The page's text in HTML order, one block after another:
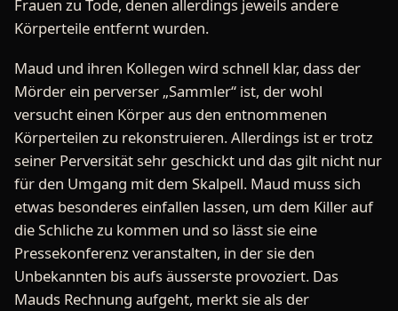
Frauen zu Tode, denen allerdings jeweils andere
Körperteile entfernt wurden.
Maud und ihren Kollegen wird schnell klar, dass der
Mörder ein perverser „Sammler“ ist, der wohl
versucht einen Körper aus den entnommenen
Körperteilen zu rekonstruieren. Allerdings ist er trotz
seiner Perversität sehr geschickt und das gilt nicht nur
für den Umgang mit dem Skalpell. Maud muss sich
etwas besonderes einfallen lassen, um dem Killer auf
die Schliche zu kommen und so lässt sie eine
Pressekonferenz veranstalten, in der sie den
Unbekannten bis aufs äusserste provoziert. Das
Mauds Rechnung aufgeht, merkt sie als der